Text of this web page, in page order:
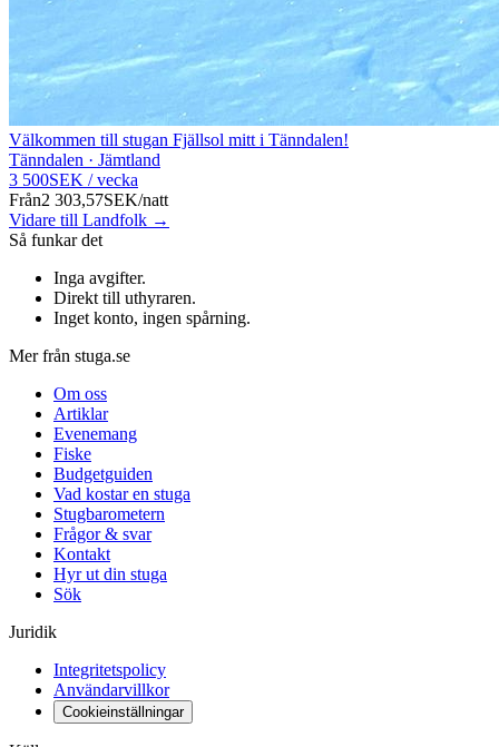
Välkommen till stugan Fjällsol mitt i Tänndalen!
Tänndalen · Jämtland
3 500SEK /vecka
Från2 303,57SEK/natt
Vidare till Landfolk →
Så funkar det
Inga avgifter.
Direkt till uthyraren.
Inget konto, ingen spårning.
Mer från stuga.se
Om oss
Artiklar
Evenemang
Fiske
Budgetguiden
Vad kostar en stuga
Stugbarometern
Frågor & svar
Kontakt
Hyr ut din stuga
Sök
Juridik
Integritetspolicy
Användarvillkor
Cookieinställningar